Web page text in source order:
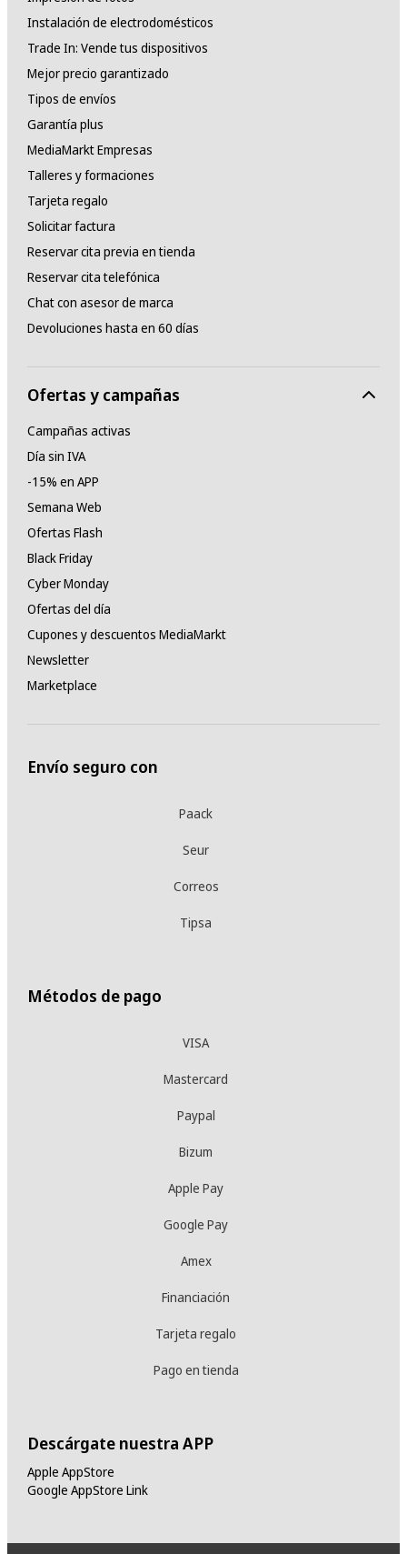
Instalación de electrodomésticos
Trade In: Vende tus dispositivos
Mejor precio garantizado
Tipos de envíos
Garantía plus
MediaMarkt Empresas
Talleres y formaciones
Tarjeta regalo
Solicitar factura
Reservar cita previa en tienda
Reservar cita telefónica
Chat con asesor de marca
Devoluciones hasta en 60 días
Ofertas y campañas
Campañas activas
Día sin IVA
-15% en APP
Semana Web
Ofertas Flash
Black Friday
Cyber Monday
Ofertas del día
Cupones y descuentos MediaMarkt
Newsletter
Marketplace
Envío seguro con
Paack
Seur
Correos
Tipsa
Métodos de pago
VISA
Mastercard
Paypal
Bizum
Apple Pay
Google Pay
Amex
Financiación
Tarjeta regalo
Pago en tienda
Descárgate nuestra APP
Apple AppStore
Google AppStore Link